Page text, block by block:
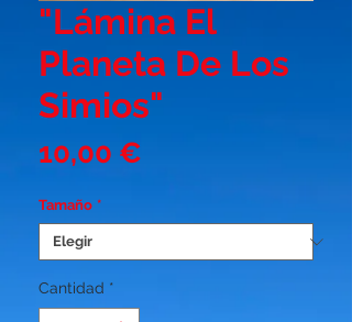
"Lámina El
Planeta De Los
Simios"
10,00 €
Tamaño *
Cantidad *